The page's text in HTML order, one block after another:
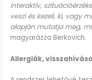
interaktív,
veszi és kezeli, ki, vagy
alapján mutatja meg,
magyarázza Berkovich.
Allergiák,